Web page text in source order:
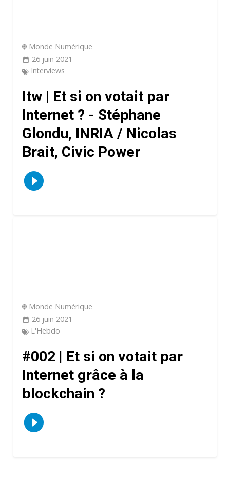
Monde Numérique
26 juin 2021
Interviews
Itw | Et si on votait par
Internet ? - Stéphane
Glondu, INRIA / Nicolas
Brait, Civic Power
Monde Numérique
26 juin 2021
L'Hebdo
#002 | Et si on votait par
Internet grâce à la
blockchain ?